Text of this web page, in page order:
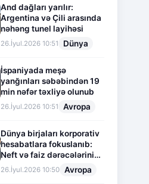
And dağları yarılır:
Argentina və Çili arasında
nəhəng tunel layihəsi
26.İyul.2026 10:51 Dünya
İspaniyada meşə
yanğınları səbəbindən 19
min nəfər təxliyə olunub
26.İyul.2026 10:51 Avropa
Dünya birjaları korporativ
hesabatlara fokuslanıb:
Neft və faiz dərəcələrinin
təsiri altında cari vəziyyət
26.İyul.2026 10:50 Avropa